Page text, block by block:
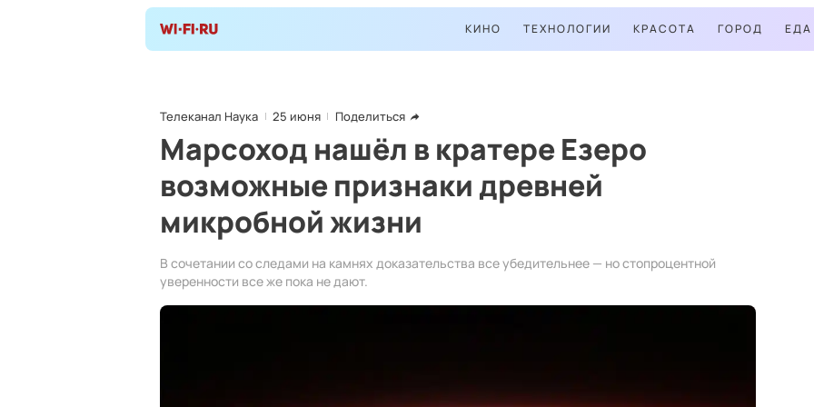
КИНО ТЕХНОЛОГИИ КРАСОТА ГОРОД ЕДА
Телеканал Наука 25 июня Поделиться
Марсоход нашёл в кратере Езеро
возможные признаки древней
микробной жизни
В сочетании со следами на камнях доказательства все убедительнее — но стопроцентной
уверенности все же пока не дают.